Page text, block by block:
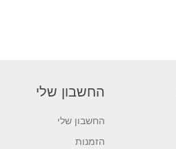
החשבון שלי
החשבון שלי
הזמנות